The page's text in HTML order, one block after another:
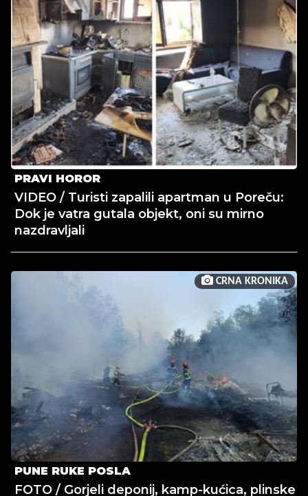
PRAVI HOROR
VIDEO / Turisti zapalili apartman u Poreču:
Dok je vatra gutala objekt, oni su mirno
nazdravljali
CRNA KRONIKA
PUNE RUKE POSLA
FOTO / Gorjeli deponij, kamp-kućica, plinske